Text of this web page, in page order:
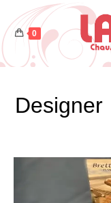
0
Designer